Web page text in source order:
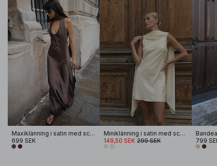
Maxiklänning i satin med scarf och rund halsringning
699 SEK
Miniklänning i satin med scarfdetalj
149,50 SEK 299 SEK 799